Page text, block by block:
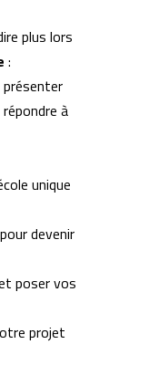
plus lors
:
à
unique
devenir
poser vos
projet